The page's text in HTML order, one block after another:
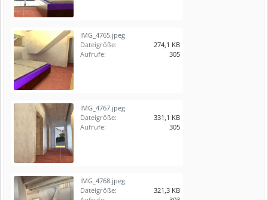
IMG_4765.jpeg
Dateigröße:
274,1 KB
Aufrufe:
305
IMG_4767.jpeg
Dateigröße:
331,1 KB
Aufrufe:
305
IMG_4768.jpeg
Dateigröße:
321,3 KB